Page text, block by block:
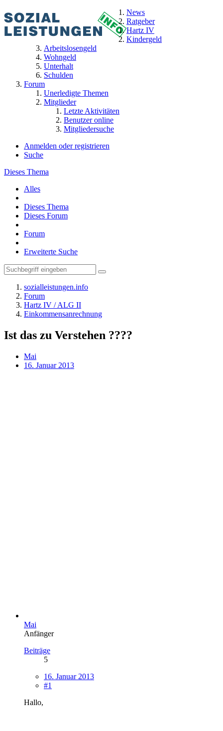
News
Ratgeber
Hartz IV
Kindergeld
Arbeitslosengeld
Wohngeld
Unterhalt
Schulden
Forum
Unerledigte Themen
Mitglieder
Letzte Aktivitäten
Benutzer online
Mitgliedersuche
Anmelden oder registrieren
Suche
Dieses Thema
Alles
Dieses Thema
Dieses Forum
Forum
Erweiterte Suche
sozialleistungen.info
Forum
Hartz IV / ALG II
Einkommensanrechnung
Ist das zu Verstehen ????
Mai
16. Januar 2013
Mai
Anfänger
Beiträge
5
16. Januar 2013
#1
Hallo,